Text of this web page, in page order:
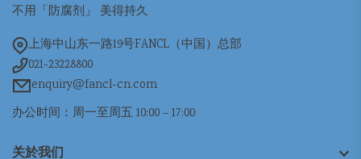
不用「防腐剂」 美得持久
上海中山东一路19号FANCL（中国）总部
021-23228800
enquiry@fancl-cn.com
办公时间：周一至周五 10:00 – 17:00
关於我们